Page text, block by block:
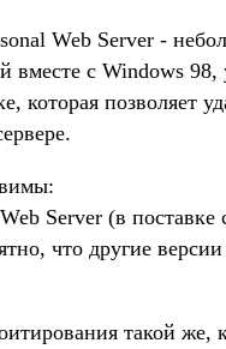
Web Server -
вместе с Windows 98,
которая позволяет
Server (в
что другие
такой же,